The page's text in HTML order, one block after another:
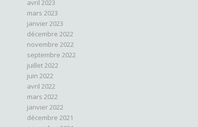
avril 2023
mars 2023
janvier 2023
décembre 2022
novembre 2022
septembre 2022
juillet 2022
juin 2022
avril 2022
mars 2022
janvier 2022
décembre 2021